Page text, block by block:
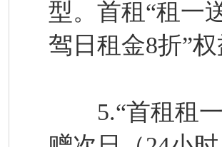
型。首租“租一
驾日租金8折”
5.“首租租一